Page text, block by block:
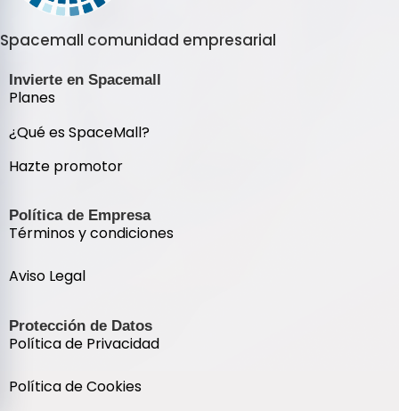
Spacemall comunidad empresarial
Invierte en Spacemall
Planes
¿Qué es SpaceMall?
Hazte promotor
Política de Empresa
Términos y condiciones
Aviso Legal
Protección de Datos
Política de Privacidad
Política de Cookies